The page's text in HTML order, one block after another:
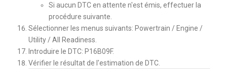
Si aucun DTC en attente n'est émis, effectuer la
procédure suivante.
Sélectionner les menus suivants: Powertrain / Engine /
Utility / All Readiness.
Introduire le DTC: P16B09F.
Vérifier le résultat de l'estimation de DTC.